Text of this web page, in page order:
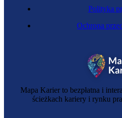
Mapa Karier to bezpłatna i
ścieżkach kariery i rynku
Polityka
Ochrona